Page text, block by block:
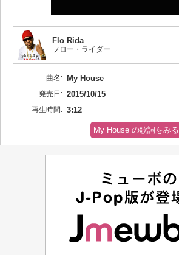
Flo Rida
フロー・ライダー
曲名: My House
発売日: 2015/10/15
再生時間: 3:12
My House の歌詞をみる